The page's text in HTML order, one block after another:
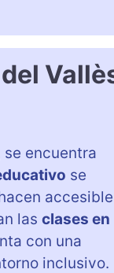
se encuentra
se
accesible
las clases en
con una
inclusivo.